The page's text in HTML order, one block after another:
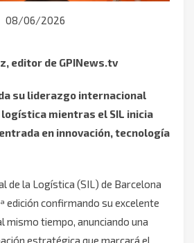
08/06/2026
editor de GPINews.tv
su liderazgo internacional
mientras el SIL inicia
en innovación, tecnología
de la Logística (SIL) de Barcelona
edición confirmando su excelente
mismo tiempo, anunciando una
estratégica que marcará el